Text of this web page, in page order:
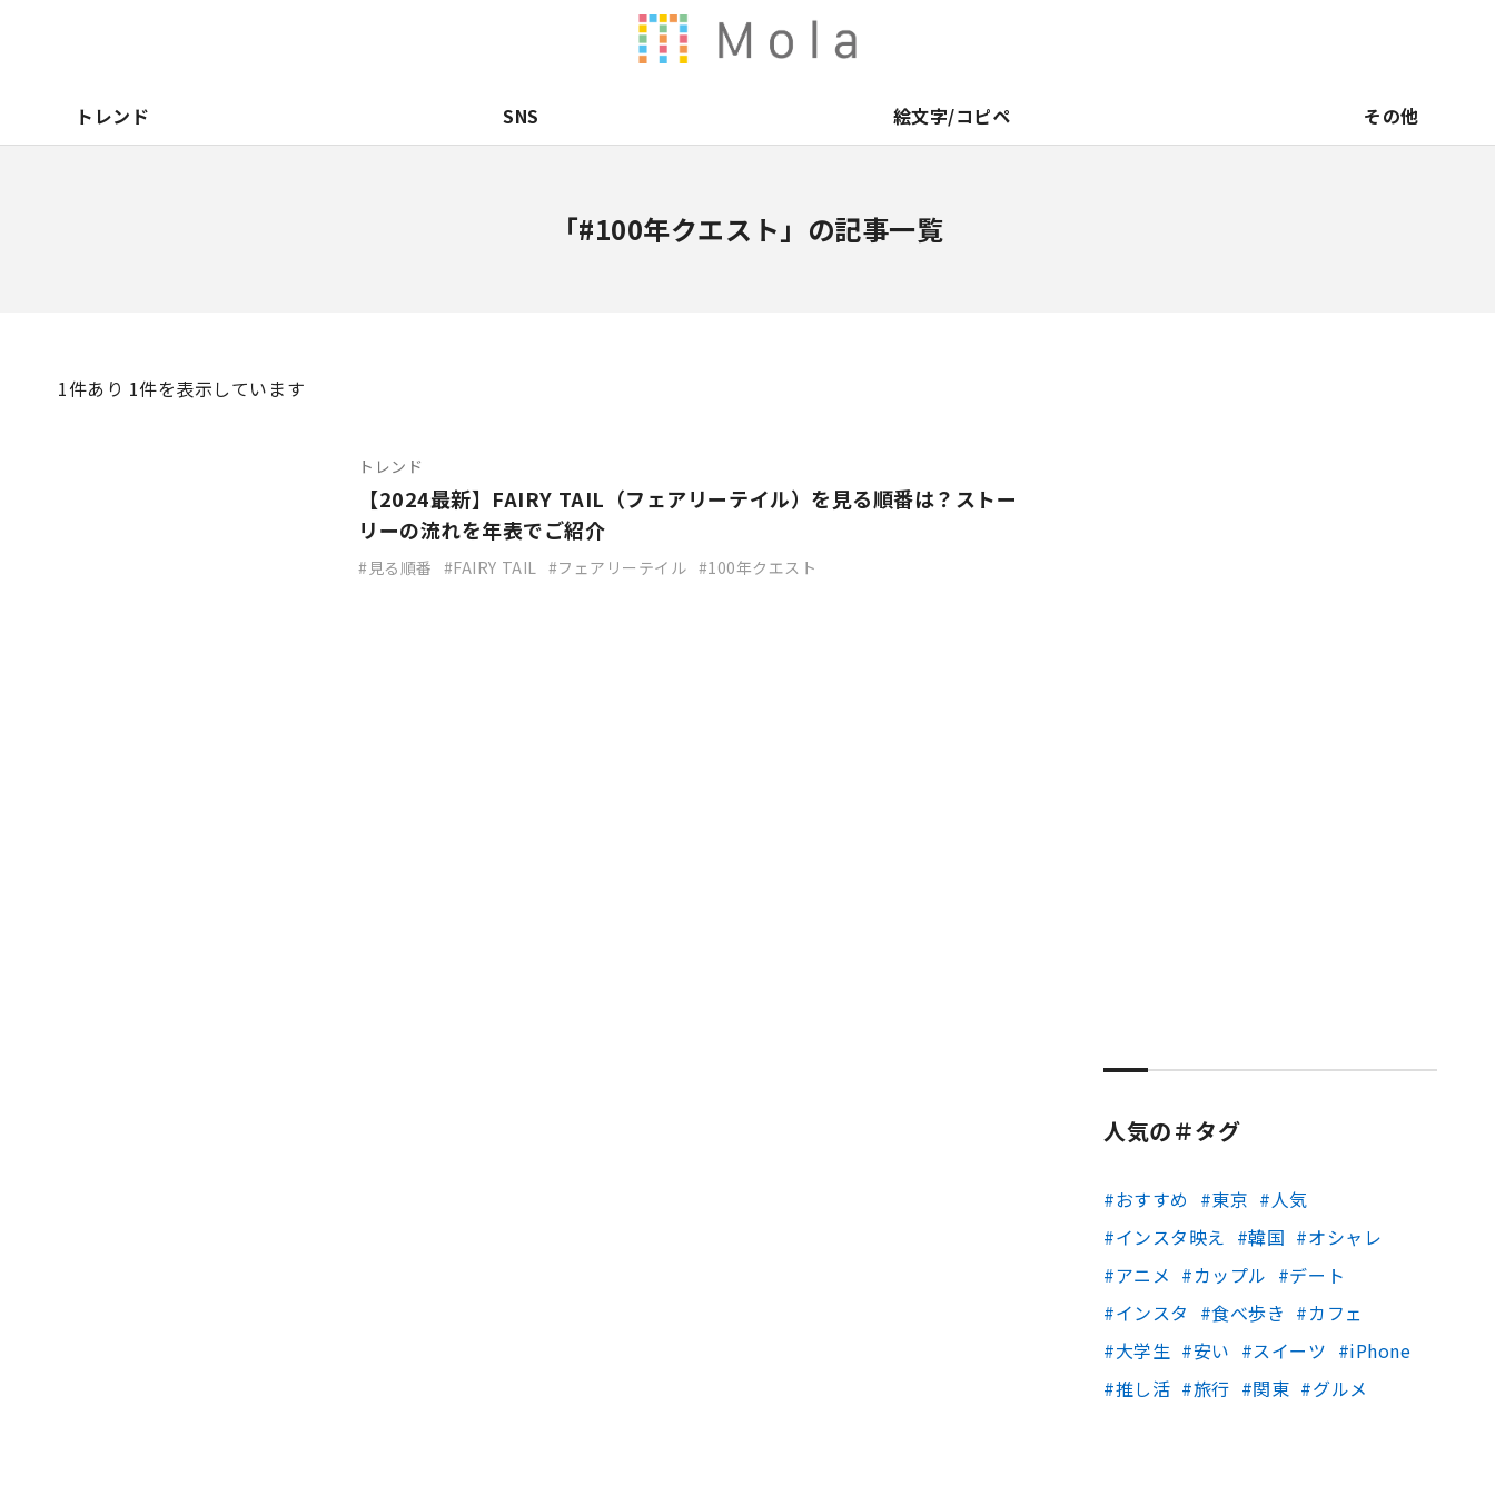
トレンド SNS 絵文字/コピペ その他
「#100年クエスト」の記事一覧
1件あり 1件を表示しています
トレンド
【2024最新】FAIRY TAIL（フェアリーテイル）を見る順番は？ストー
リーの流れを年表でご紹介
見る順番 FAIRY TAIL フェアリーテイル 100年クエスト
人気の＃タグ
おすすめ 東京
人気
インスタ映え
韓国
オシャレ
アニメ
カップル
デート
インスタ
食べ歩き
カフェ
大学生
安い スイーツ
iPhone
推し活
旅行 関東 グルメ